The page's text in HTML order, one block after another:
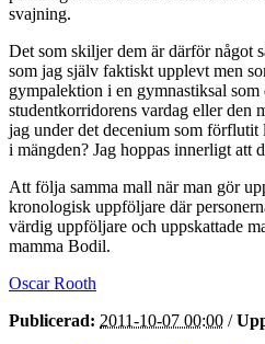
svajning.
Det som skiljer dem är därför något
som jag själv faktiskt upplevt men
gympalektion i en gymnastiksal
studentkorridorens vardag eller den
jag under det decenium som förflutit
i mängden? Jag hoppas innerligt att
Att följa samma mall när man gör
kronologisk uppföljare där
värdig uppföljare och uppskattade
mamma Bodil.
Oscar Rooth
Publicerad: 2011-10-07 00:00 /